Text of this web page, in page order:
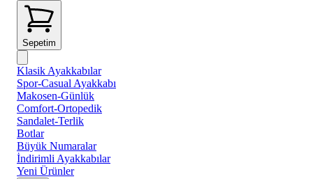
Sepetim
Klasik Ayakkabılar
Spor-Casual Ayakkabı
Makosen-Günlük
Comfort-Ortopedik
Sandalet-Terlik
Botlar
Büyük Numaralar
İndirimli Ayakkabılar
Yeni Ürünler